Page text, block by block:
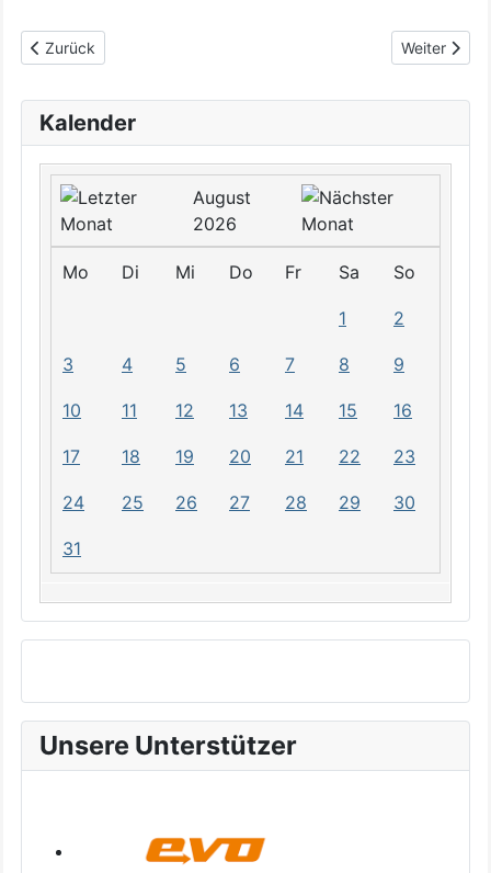
Kalender
August
2026
Mo Di Mi Do Fr Sa So
1 2
3 4 5 6 7 8 9
10 11 12 13 14 15 16
17 18 19 20 21 22 23
24 25 26 27 28 29 30
31
Unsere Unterstützer
Vorheriger Beitrag: Beachvolleyball-Turnier-Serie 2025
Zurück Nächster
Weiter